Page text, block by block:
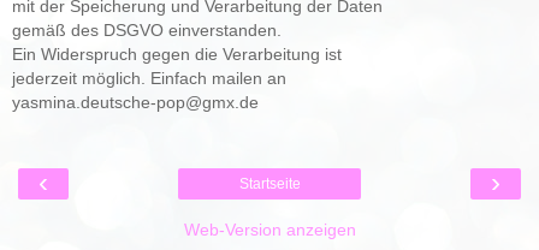
mit der Speicherung und Verarbeitung der Daten
gemäß des DSGVO einverstanden.
Ein Widerspruch gegen die Verarbeitung ist
jederzeit möglich. Einfach mailen an
yasmina.deutsche-pop@gmx.de
‹ ›
Startseite
Web-Version anzeigen